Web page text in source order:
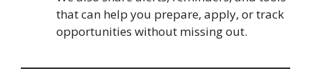
that can help you prepare, apply, or track
opportunities without missing out.